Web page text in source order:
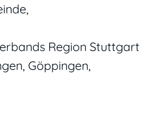
Region Stuttgart
Göppingen,